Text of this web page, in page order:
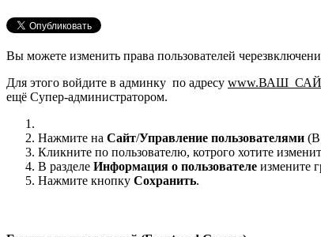
Вы можете изменить права пользователей
Для этого войдите в админку по адресу
ещё Супер-администратором.
Нажмите на Сайт/Управление пользователями (В
Кликните по пользователю, котрого хотите
В разделе Информация о пользователе измените
Нажмите кнопку Сохранить.